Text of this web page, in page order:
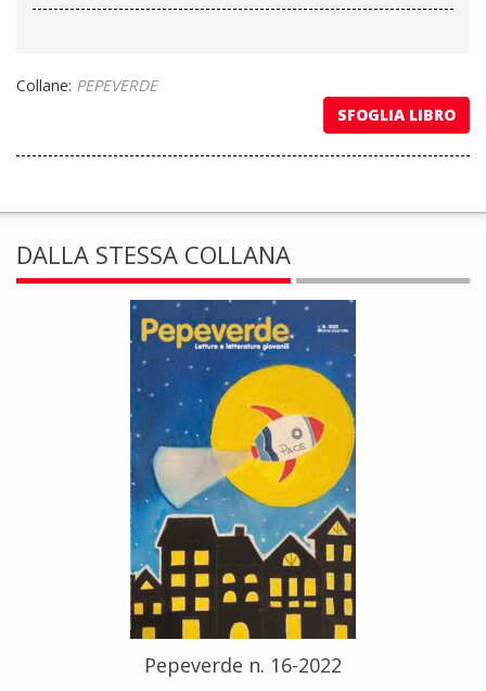
Collane: PEPEVERDE
SFOGLIA LIBRO
DALLA STESSA COLLANA
Pepeverde n. 16-2022